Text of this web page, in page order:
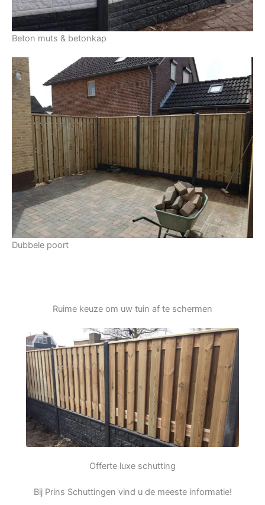
Beton muts & betonkap
Dubbele poort
Ruime keuze om uw tuin af te schermen
Offerte luxe schutting
Bij Prins Schuttingen vind u de meeste informatie!